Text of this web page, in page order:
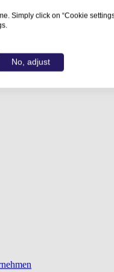
Simply click on “Cookie
No, adjust